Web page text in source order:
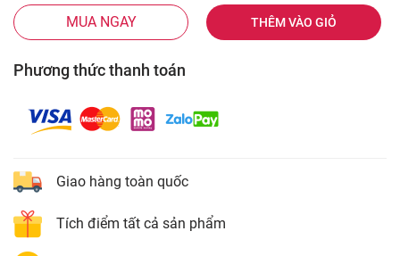
MUA NGAY THÊM VÀO GIỎ
Phương thức thanh toán
Giao hàng toàn quốc
Tích điểm tất cả sản phẩm